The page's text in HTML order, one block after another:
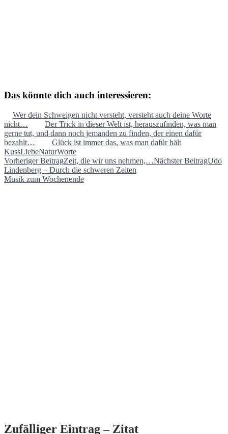
Das könnte dich auch interessieren:
Wer dein Schweigen nicht versteht, versteht auch deine Worte
nicht…
Der Trick in dieser Welt ist, herauszufinden, was man
gerne tut, und dann noch jemanden zu finden, der einen dafür
bezahlt…
Glück ist immer das, was man dafür hält
KussLiebeNaturWorte
Beitragsnavigation
Vorheriger BeitragZeit, die wir uns nehmen,…Nächster BeitragUdo
Lindenberg – Durch die schweren Zeiten
Musik zum Wochenende
Zufälliger Eintrag – Zitat